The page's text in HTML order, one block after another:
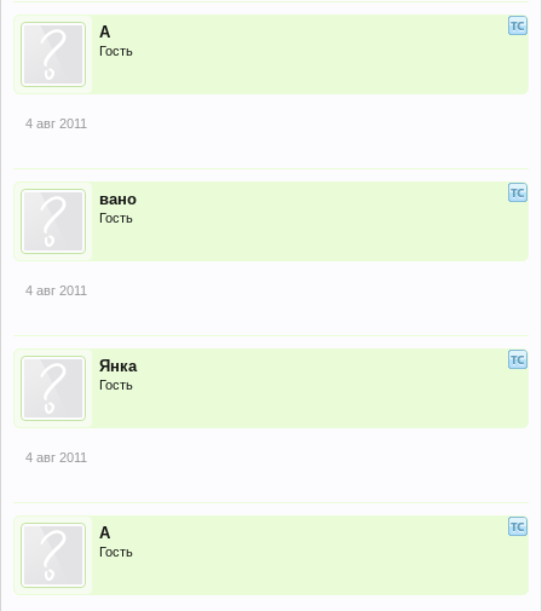
А
Гость
4 авг 2011
вано
Гость
4 авг 2011
Янка
Гость
4 авг 2011
А
Гость